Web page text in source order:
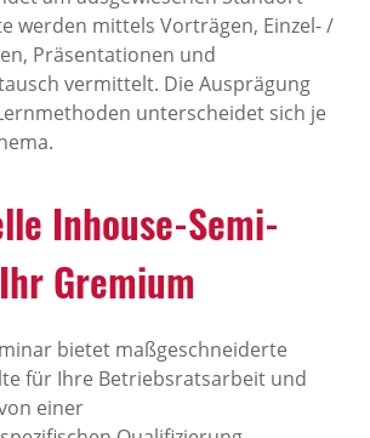
werden mittels Vorträgen, Einzel- /
Präsentationen und
vermittelt. Die Ausprägung
unterscheidet sich je
Inhouse-Semi­
Gremium
bietet maßgeschneiderte
für Ihre Betriebsratsarbeit und
einer